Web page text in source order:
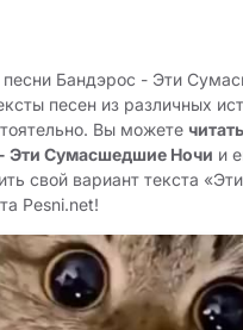
песни Бандэрос - Эти
песен из различных
Вы можете
Сумасшедшие Ночи и
свой вариант текста
Pesni.net!